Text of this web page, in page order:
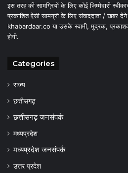
इस तरह की सामग्रियों के लिए कोई जिम्मेदारी
प्रकाशित ऐसी सामग्री के लिए संवाददाता / खबर देने
khabardaar.co या उसके स्वामी, मुद्रक,
होगी.
Categories
राज्य
छत्तीसगढ़
छत्तीसगढ़ जनसंपर्क
मध्यप्रदेश
मध्यप्रदेश जनसंपर्क
उत्तर प्रदेश